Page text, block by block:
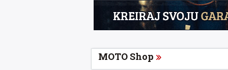
MOTO Shop